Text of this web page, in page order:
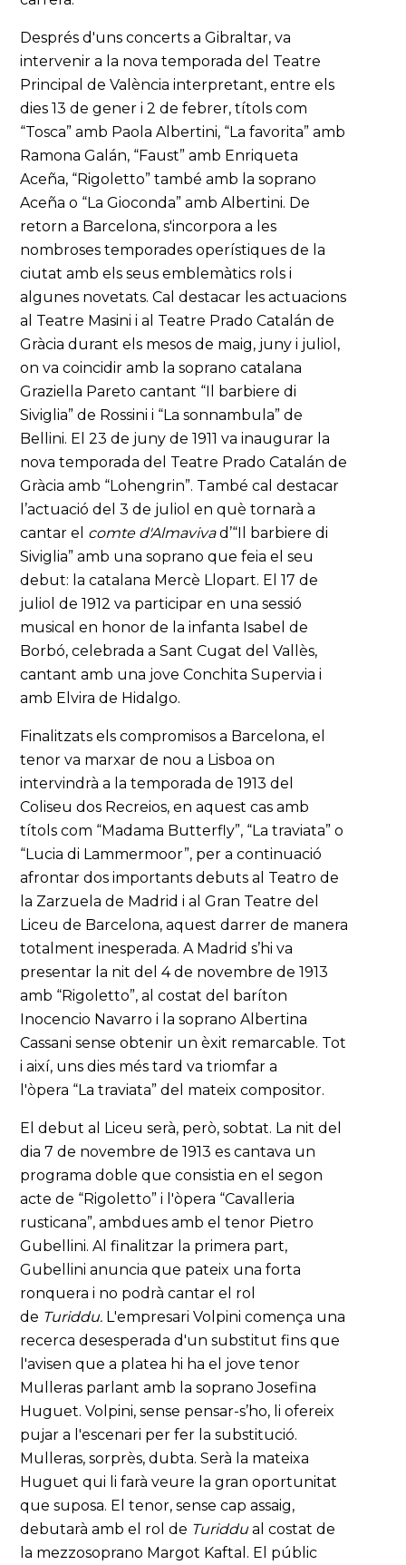
Després d'uns concerts a Gibraltar, va
intervenir a la nova temporada del Teatre
Principal de València interpretant, entre els
dies 13 de gener i 2 de febrer, títols com
“Tosca” amb Paola Albertini, “La favorita” amb
Ramona Galán, “Faust” amb Enriqueta
Aceña, “Rigoletto” també amb la soprano
Aceña o “La Gioconda” amb Albertini. De
retorn a Barcelona, s'incorpora a les
nombroses temporades operístiques de la
ciutat amb els seus emblemàtics rols i
algunes novetats. Cal destacar les actuacions
al Teatre Masini i al Teatre Prado Catalán de
Gràcia durant els mesos de maig, juny i juliol,
on va coincidir amb la soprano catalana
Graziella Pareto cantant “Il barbiere di
Siviglia” de Rossini i “La sonnambula” de
Bellini. El 23 de juny de 1911 va inaugurar la
nova temporada del Teatre Prado Catalán de
Gràcia amb “Lohengrin”. També cal destacar
l’actuació del 3 de juliol en què tornarà a
cantar el comte d'Almavivad’“Il barbiere di
Siviglia” amb una soprano que feia el seu
debut: la catalana Mercè Llopart. El 17 de
juliol de 1912 va participar en una sessió
musical en honor de la infanta Isabel de
Borbó, celebrada a Sant Cugat del Vallès,
cantant amb una jove Conchita Supervia i
amb Elvira de Hidalgo.
Finalitzats els compromisos a Barcelona, el
tenor va marxar de nou a Lisboa on
intervindrà a la temporada de 1913 del
Coliseu dos Recreios, en aquest cas amb
títols com “Madama Butterfly”, “La traviata” o
“Lucia di Lammermoor”, per a continuació
afrontar dos importants debuts al Teatro de
la Zarzuela de Madrid i al Gran Teatre del
Liceu de Barcelona, aquest darrer de manera
totalment inesperada. A Madrid s’hi va
presentar la nit del 4 de novembre de 1913
amb “Rigoletto”, al costat del baríton
Inocencio Navarro i la soprano Albertina
Cassani sense obtenir un èxit remarcable. Tot
i així, uns dies més tard va triomfar a
l'òpera “La traviata” del mateix compositor.
El debut al Liceu serà, però, sobtat. La nit del
dia 7 de novembre de 1913 es cantava un
programa doble que consistia en el segon
acte de “Rigoletto” i l'òpera “Cavalleria
rusticana”, ambdues amb el tenor Pietro
Gubellini. Al finalitzar la primera part,
Gubellini anuncia que pateix una forta
ronquera i no podrà cantar el rol
de Turiddu. L'empresari Volpini comença una
recerca desesperada d'un substitut fins que
l'avisen que a platea hi ha el jove tenor
Mulleras parlant amb la soprano Josefina
Huguet. Volpini, sense pensar-s’ho, li ofereix
pujar a l'escenari per fer la substitució.
Mulleras, sorprès, dubta. Serà la mateixa
Huguet qui li farà veure la gran oportunitat
que suposa. El tenor, sense cap assaig,
debutarà amb el rol de Turiddu al costat de
la mezzosoprano Margot Kaftal. El públic